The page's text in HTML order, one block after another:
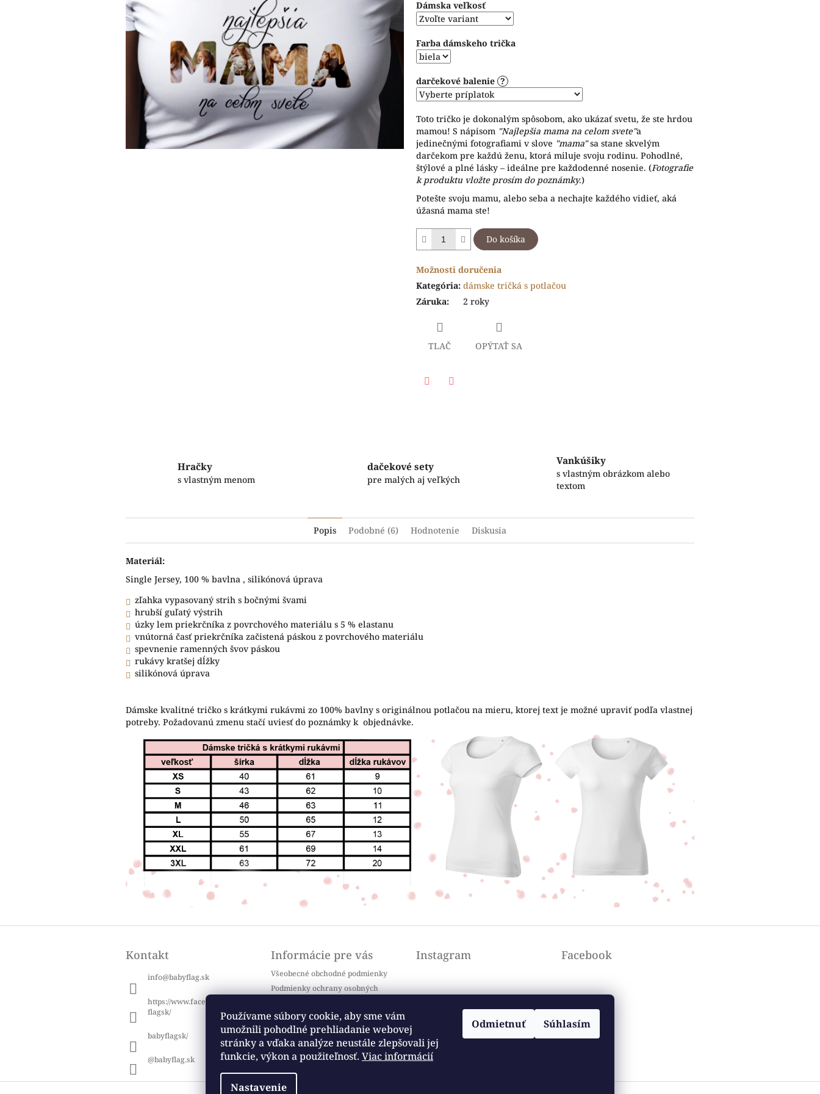
Používame súbory cookie, aby sme vám
umožnili pohodlné prehliadanie webovej
stránky a vďaka analýze neustále zlepšovali jej
funkcie, výkon a použiteľnosť. Viac informácií
Nastavenie
Odmietnuť Súhlasím
5
hviezdičiek.
Dámska veľkosť
Farba dámskeho trička
darčekové balenie ?
Toto tričko je dokonalým spôsobom, ako ukázať svetu, že ste hrdou
mamou! S nápisom "Najlepšia mama na celom svete"a
jedinečnými fotografiami v slove "mama"sa stane skvelým
darčekom pre každú ženu, ktorá miluje svoju rodinu. Pohodlné,
štýlové a plné lásky – ideálne pre každodenné nosenie. (Fotografie
k produktu vložte prosím do poznámky.)
Potešte svoju mamu, alebo seba a nechajte každého vidieť, aká
úžasná mama ste!
Do košíka
Možnosti doručenia
Kategória: dámske tričká s potlačou
Záruka: 2 roky
TLAČ OPÝTAŤ SA
Hračky
s vlastným menom
dačekové sety
pre malých aj veľkých
Vankúšiky
s vlastným obrázkom alebo
textom
Popis Podobné (6) Hodnotenie Diskusia
Materiál:
Single Jersey, 100 % bavlna , silikónová úprava
zľahka vypasovaný strih s bočnými švami
hrubší guľatý výstrih
úzky lem priekrčníka z povrchového materiálu s 5 % elastanu
vnútorná časť priekrčníka začistená páskou z povrchového materiálu
spevnenie ramenných švov páskou
rukávy kratšej dĺžky
silikónová úprava
Dámske kvalitné tričko s krátkymi rukávmi zo 100% bavlny s originálnou potlačou na mieru, ktorej text je možné upraviť podľa vlastnej
potreby. Požadovanú zmenu stačí uviesť do poznámky k objednávke.
Kontakt
info@babyflag.sk
https://www.facebook.com/baby
flagsk/
babyflagsk/
@babyflag.sk
Informácie pre vás
Všeobecné obchodné podmienky
Podmienky ochrany osobných
Doprava a platba
Kontakty
Často kladené otázky / FAQ
Moja objednávka
Instagram
Sledovať na Instagrame
Facebook